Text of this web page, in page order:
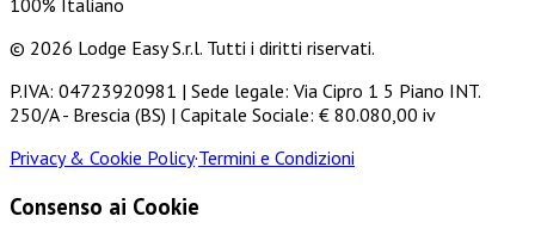
100% Italiano
© 2026 Lodge Easy S.r.l. Tutti i diritti riservati.
P.IVA: 04723920981 | Sede legale: Via Cipro 1 5 Piano INT.
250/A - Brescia (BS) | Capitale Sociale: € 80.080,00 iv
Privacy & Cookie Policy·Termini e Condizioni
Consenso ai Cookie